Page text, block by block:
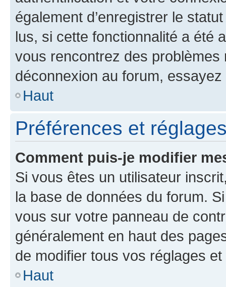
également d’enregistrer le
lus, si cette fonctionnalité a été
vous rencontrez des
déconnexion au forum,
Haut
Préférences et
Comment puis-je modifier
Si vous êtes un utilisateur
la base de données du forum.
vous sur votre panneau de
généralement en haut des
de modifier tous vos réglages
Haut